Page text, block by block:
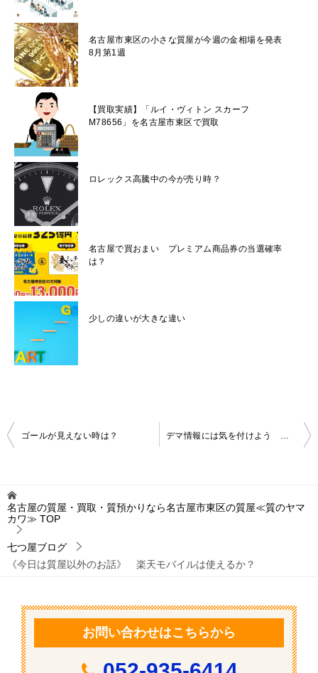
名古屋市東区の小さな質屋が今週の金相場を発表
8月第1週
【買取実績】「ルイ・ヴィトン スカーフ
M78656」を名古屋市東区で買取
ロレックス高騰中の今が売り時？
名古屋で買おまい プレミアム商品券の当選確率
は？
少しの違いが大きな違い
投
ビ
ゲ
ー
シ
ゴールが見えない時は？ デマ情報には気を付けよう （時短営業中）
名古屋の質屋・買取・質預かりなら名古屋市東区の質屋≪質のヤマ
カワ≫ TOP
七つ屋ブログ
《今日は質屋以外のお話》 楽天モバイルは使えるか？
お問い合わせはこちらから